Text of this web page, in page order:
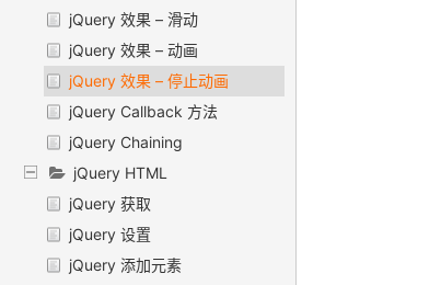
jQuery 效果 – 滑动
jQuery 效果 – 动画
jQuery 效果 – 停止动画
jQuery Callback 方法
jQuery Chaining
jQuery HTML
jQuery 获取
jQuery 设置
jQuery 添加元素